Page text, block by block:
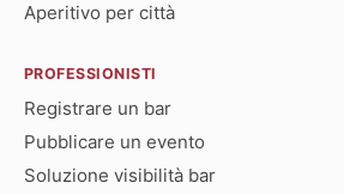
Aperitivo per città
PROFESSIONISTI
Registrare un bar
Pubblicare un evento
Soluzione visibilità bar